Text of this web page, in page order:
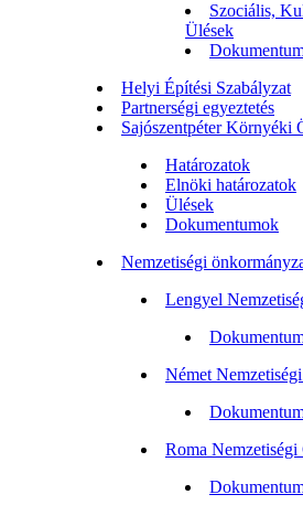
Szociális,
Ülések
Helyi Építési Szabályzat
Partnerségi egyeztetés
Sajószentpéter Környéki
Határozatok
Elnöki határozatok
Ülések
Dokumentumok
Nemzetiségi
Lengyel
Német
Roma